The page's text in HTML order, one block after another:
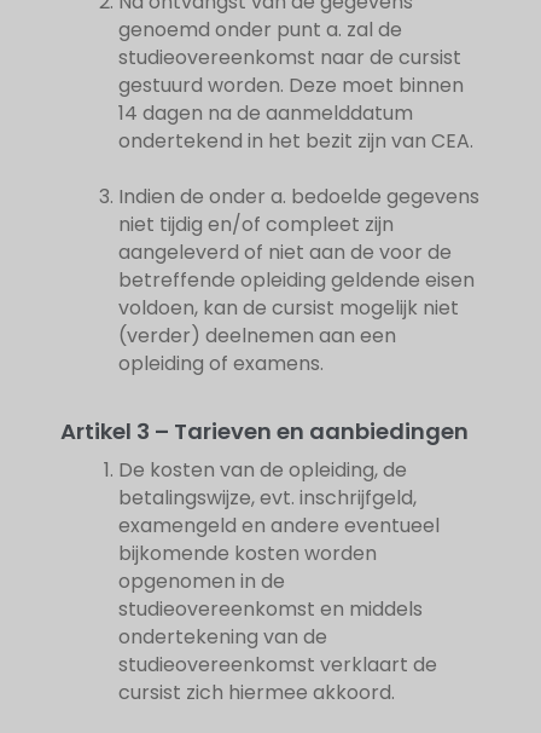
genoemd onder punt a. zal de
studieovereenkomst naar de cursist
gestuurd worden. Deze moet binnen
14 dagen na de aanmelddatum
ondertekend in het bezit zijn van CEA.
Indien de onder a. bedoelde gegevens
niet tijdig en/of compleet zijn
aangeleverd of niet aan de voor de
betreffende opleiding geldende eisen
voldoen, kan de cursist mogelijk niet
(verder) deelnemen aan een
opleiding of examens.
Artikel 3 – Tarieven en aanbiedingen
De kosten van de opleiding, de
betalingswijze, evt. inschrijfgeld,
examengeld en andere eventueel
bijkomende kosten worden
opgenomen in de
studieovereenkomst en middels
ondertekening van de
studieovereenkomst verklaart de
cursist zich hiermee akkoord.